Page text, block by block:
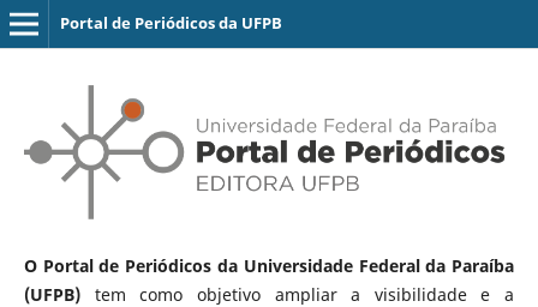
Portal de Periódicos da UFPB
O Portal de Periódicos da Universidade Federal da Paraíba
(UFPB)tem como objetivo ampliar a visibilidade e a